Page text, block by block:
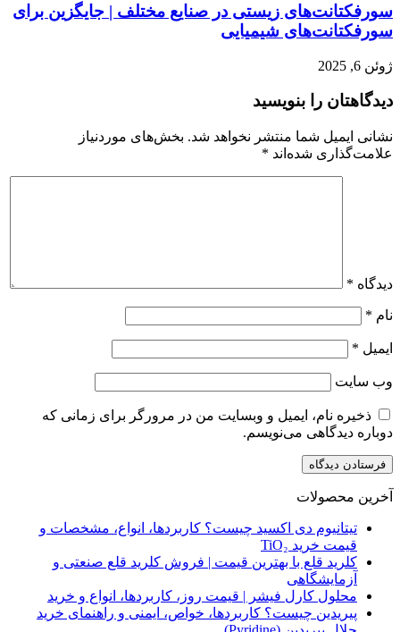
سورفکتانت‌های زیستی در صنایع مختلف | جایگزین برای
سورفکتانت‌های شیمیایی
ژوئن 6, 2025
دیدگاهتان را بنویسید
نشانی ایمیل شما منتشر نخواهد شد. بخش‌های موردنیاز
علامت‌گذاری شده‌اند *
دیدگاه *
نام *
ایمیل *
وب‌ سایت
ذخیره نام، ایمیل و وبسایت من در مرورگر برای زمانی که
دوباره دیدگاهی می‌نویسم.
آخرین محصولات
تیتانیوم دی‌ اکسید چیست؟ کاربردها، انواع، مشخصات و
قیمت خرید TiO₂
کلرید قلع با بهترین قیمت | فروش کلرید قلع صنعتی و
آزمایشگاهی
محلول کارل فیشر | قیمت روز، کاربردها، انواع و خرید
پیریدین چیست؟ کاربردها، خواص، ایمنی و راهنمای خرید